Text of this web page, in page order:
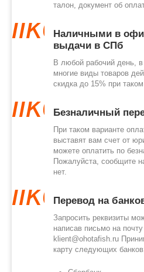
талон, документ об
likeНаличными в
выдачи в СПб
В любой рабочий день,
многие виды товаров
скидка до 15% при
likeБезналичный
При таком варианте
выставят вам счет от
можете оплатить по
Пожалуйста, сообщите
нет.
likeПеревод на
Запросить реквизиты
написав письмо на почту
klient@ohotafish.ru
карту следующих